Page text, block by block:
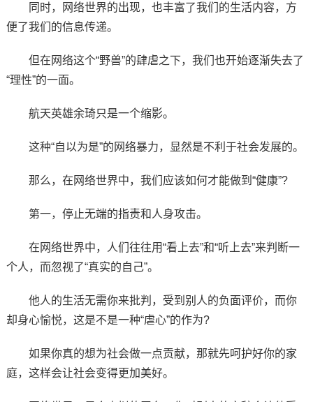
同时，网络世界的出现，也丰富了我们的生活内容，方
便了我们的信息传递。
但在网络这个“野兽”的肆虐之下，我们也开始逐渐失去了
“理性”的一面。
航天英雄余琦只是一个缩影。
这种“自以为是”的网络暴力，显然是不利于社会发展的。
那么，在网络世界中，我们应该如何才能做到“健康”?
第一，停止无端的指责和人身攻击。
在网络世界中，人们往往用“看上去”和“听上去”来判断一
个人，而忽视了“真实的自己”。
他人的生活无需你来批判，受到别人的负面评价，而你
却身心愉悦，这是不是一种“虐心”的作为?
如果你真的想为社会做一点贡献，那就先呵护好你的家
庭，这样会让社会变得更加美好。